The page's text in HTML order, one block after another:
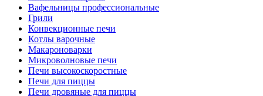
Вафельницы профессиональные
Грили
Конвекционные печи
Котлы варочные
Макароноварки
Микроволновые печи
Печи высокоскоростные
Печи для пиццы
Печи дровяные для пиццы